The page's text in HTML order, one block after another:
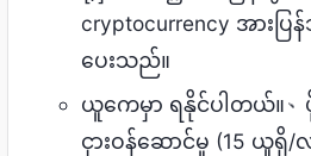
cryptocurrency အားပြ
ပေးသည်။
ယူကေမှာ ရနိုင်ပါတယ်။
ငှားဝန်ဆောင်မှု (15 ယူရို/